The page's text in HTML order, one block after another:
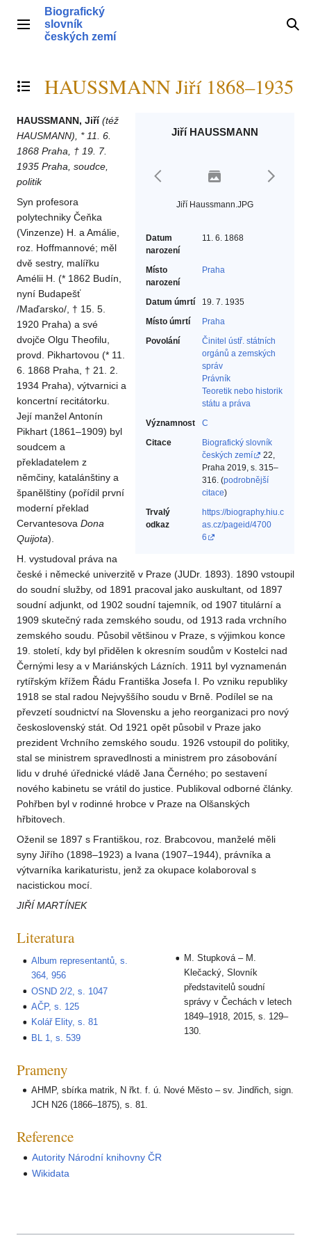
obsahHlavní menu
Biografický
slovník
českých zemí
Přepnout obsah
HAUSSMANN Jiří 1868–1935
Jiří HAUSSMANN
Jiří Haussmann.JPG
Datum
narození
11. 6. 1868
Místo
narození
Praha
Datum úmrtí
19. 7. 1935
Místo úmrtí
Praha
Povolání
Činitel ústř. státních
orgánů a zemských
správ‎
Právník‎
Teoretik nebo historik
státu a práva‎
Významnost
C
Citace
Biografický slovník
českých zemí
22,
Praha 2019, s. 315–
316. (podrobnější
citace)
Trvalý
odkaz
https://biography.hiu.c
as.cz/pageid/4700
6
HAUSSMANN, Jiří (též
HAUSMANN), * 11. 6.
1868 Praha, † 19. 7.
1935 Praha, soudce,
politik
Syn profesora
polytechniky Čeňka
(Vinzenze) H. a Amálie,
roz. Hoffmannové; měl
dvě sestry, malířku
Amélii H. (* 1862 Budín,
nyní Budapešť
/Maďarsko/, † 15. 5.
1920 Praha) a své
dvojče Olgu Theofilu,
provd. Pikhartovou (* 11.
6. 1868 Praha, † 21. 2.
1934 Praha), výtvarnici a
koncertní recitátorku.
Její manžel Antonín
Pikhart (1861–1909) byl
soudcem a
překladatelem z
němčiny, katalánštiny a
španělštiny (pořídil první
moderní překlad
Cervantesova Dona
Quijota).
H. vystudoval práva na
české i německé univerzitě v Praze (JUDr. 1893). 1890 vstoupil
do soudní služby, od 1891 pracoval jako auskultant, od 1897
soudní adjunkt, od 1902 soudní tajemník, od 1907 titulární a
1909 skutečný rada zemského soudu, od 1913 rada vrchního
zemského soudu. Působil většinou v Praze, s výjimkou konce
19. století, kdy byl přidělen k okresním soudům v Kostelci nad
Černými lesy a v Mariánských Lázních. 1911 byl vyznamenán
rytířským křížem Řádu Františka Josefa I. Po vzniku republiky
1918 se stal radou Nejvyššího soudu v Brně. Podílel se na
převzetí soudnictví na Slovensku a jeho reorganizaci pro nový
československý stát. Od 1921 opět působil v Praze jako
prezident Vrchního zemského soudu. 1926 vstoupil do politiky,
stal se ministrem spravedlnosti a ministrem pro zásobování
lidu v druhé úřednické vládě Jana Černého; po sestavení
nového kabinetu se vrátil do justice. Publikoval odborné články.
Pohřben byl v rodinné hrobce v Praze na Olšanských
hřbitovech.
Oženil se 1897 s Františkou, roz. Brabcovou, manželé měli
syny Jiřího (1898–1923) a Ivana (1907–1944), právníka a
výtvarníka karikaturistu, jenž za okupace kolaboroval s
nacistickou mocí.
JIŘÍ MARTÍNEK
Literatura
Album representantů, s.
364, 956
OSND 2/2, s. 1047
AČP, s. 125
Kolář Elity, s. 81
BL 1, s. 539
M. Stupková – M.
Klečacký, Slovník
představitelů soudní
správy v Čechách v letech
1849–1918, 2015, s. 129–
130.
Prameny
AHMP, sbírka matrik, N řkt. f. ú. Nové Město – sv. Jindřich, sign.
JCH N26 (1866–1875), s. 81.
Reference
Autority Národní knihovny ČR
Wikidata